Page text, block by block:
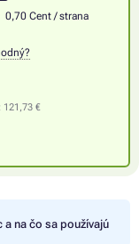
0,70 Cent / strana
121,73 €
na čo sa používajú